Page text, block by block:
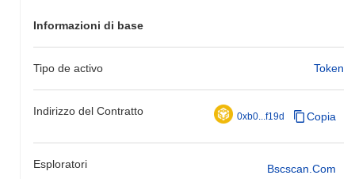
Informazioni di base
Tipo de activo Token
Indirizzo del Contratto 0xb0...f19d Copia
Esploratori Bscscan.com